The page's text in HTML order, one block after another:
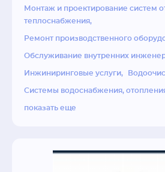
Монтаж и проектирование систем
теплоснабжения
Ремонт производственного
Обслуживание внутренних
Инжиниринговые услуги
Системы водоснабжения,
показать еще